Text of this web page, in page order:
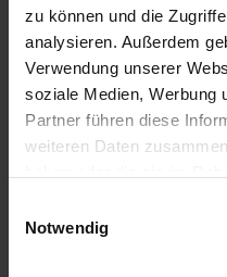
zu können und die
analysieren. Außerdem
Verwendung unserer
soziale Medien, Werbung
Partner führen diese
weiteren Daten
Notwendig